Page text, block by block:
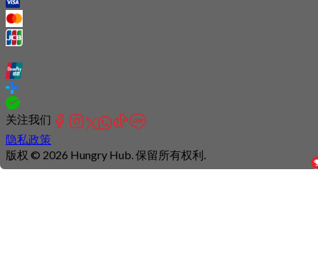
关注我们
隐私政策
版权 © 2026 Hungry Hub. 保留所有权利.
Connection